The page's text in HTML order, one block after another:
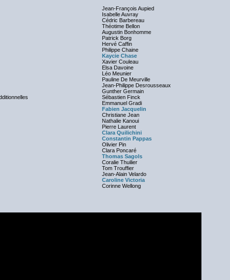
Jean-François Aupied
Isabelle Auvray
Cédric Barbereau
Théotime Bellon
Augustin Bonhomme
Patrick Borg
Hervé Caffin
Philippe Chaine
Kaycie Chase
Xavier Couleau
Elsa Davoine
Léo Meunier
Pauline De Meurville
Jean-Philippe Desrousseaux
Gunther Germain
Sébastien Finck
Emmanuel Gradi
Fabien Jacquelin
Christiane Jean
Nathalie Kanoui
Pierre Laurent
Clara Quilichini
Constantin Pappas
Olivier Pin
Clara Poncaré
Thomas Sagols
Coralie Thuilier
Tom Trouffier
Jean-Alain Velardo
Caroline Victoria
Corinne Wellong